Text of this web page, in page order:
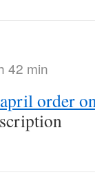
42 min
order